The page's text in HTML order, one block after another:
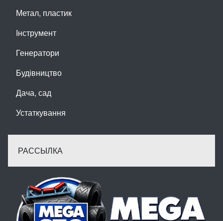
Метал, пластик
Інструмент
Генератори
Будівництво
Дача, сад
Устаткування
РАССЫЛКА